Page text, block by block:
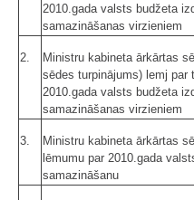
2010.gada valsts budžeta
samazināšanas virzieniem
2.
Ministru kabineta ārkārtas
sēdes turpinājums) lemj par
2010.gada valsts budžeta
samazināšanas virzieniem
3.
Ministru kabineta ārkārtas
lēmumu par 2010.gada
samazināšanu